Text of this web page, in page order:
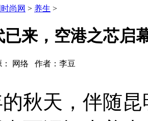
尚网 > 养生 >
已来，空港之芯启
： 网络 作者：李豆
天，伴随昆